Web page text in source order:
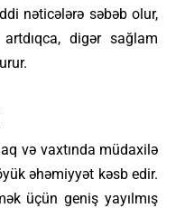
nəticələrə səbəb olur,
digər sağlam
və vaxtında müdaxilə
əhəmiyyət kəsb edir.
üçün geniş yayılmış